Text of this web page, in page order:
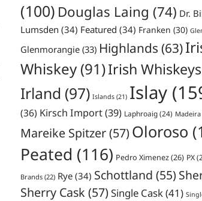
(100) Douglas Laing (74) Dr.
Lumsden (34) Featured (34) Franken (30)
Glenmorangie(33) Highlands (63)
Whiskey(91)Irish Whiskeys
Irland (97) Islands(21) Islay
(36) Kirsch Import(39) Laphroaig(24) Madeira
Mareike Spitzer(57)Oloroso
Peated (116) Pedro Ximenez(26) PX
Brands(22) Rye(34) Schottland (55)
Sherry Cask (57)Single Cask(41)